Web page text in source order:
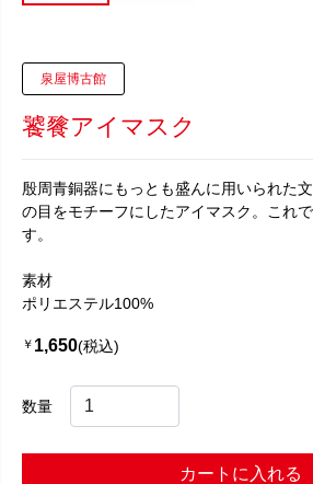
泉屋博古館
饕餮アイマスク
殷周青銅器にもっとも盛んに用いられた
の目をモチーフにしたアイマスク。これ
す。
素材
ポリエステル100%
￥ 1,650(税込)
数量
カートに入れる